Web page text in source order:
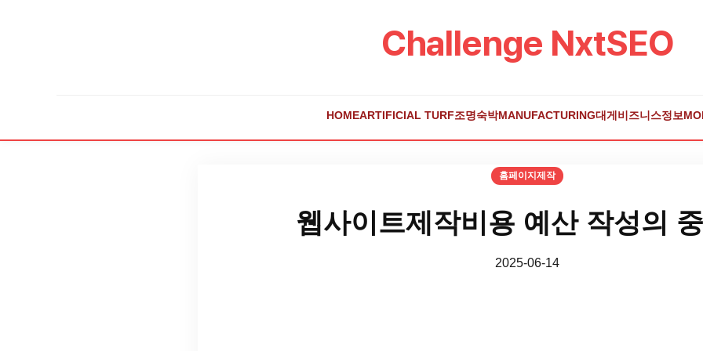
Challenge NxtSEO
HOMEARTIFICIAL TURF조명숙박MANUFACTURING대게 비즈니스정보
홈페이지제작
웹사이트제작비용 예산 작성의
2025-06-14